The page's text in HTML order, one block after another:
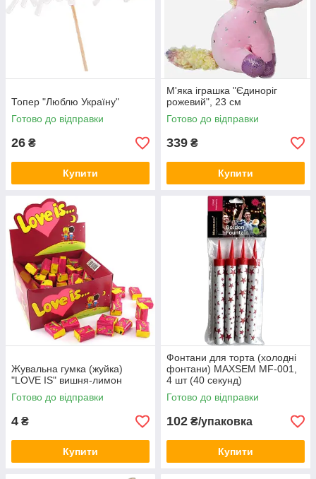
Топер "Люблю Україну"
Готово до відправки
26 ₴
Купити
М'яка іграшка "Єдиноріг
рожевий", 23 см
Готово до відправки
339 ₴
Купити
Жувальна гумка (жуйка)
"LOVE IS" вишня-лимон
Готово до відправки
4 ₴
Купити
Фонтани для торта (холодні
фонтани) MAXSEM MF-001,
4 шт (40 секунд)
Готово до відправки
102 ₴/упаковка
Купити